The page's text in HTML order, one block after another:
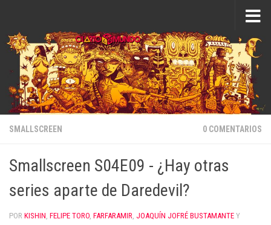
SMALLSCREEN 0 COMENTARIOS
Smallscreen S04E09 - ¿Hay otras
series aparte de Daredevil?
POR KISHIN, FELIPE TORO, FARFARAMIR, JOAQUÍN JOFRÉ BUSTAMANTE Y